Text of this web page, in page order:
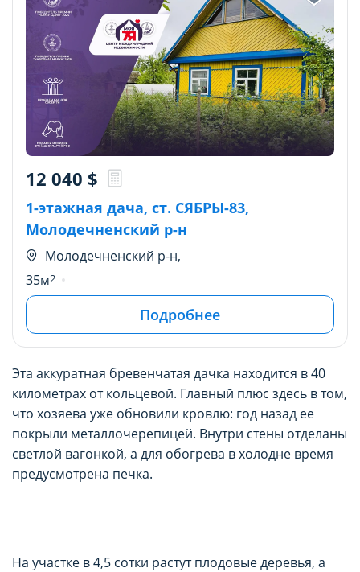
1-этажная дача, ст. СЯБРЫ-83,
Молодечненский р-н
Молодечненский р-н,
12 040 $
35м2
Подробнее
Эта аккуратная бревенчатая дачка находится в 40
километрах от кольцевой. Главный плюс здесь в том,
что хозяева уже обновили кровлю: год назад ее
покрыли металлочерепицей. Внутри стены отделаны
светлой вагонкой, а для обогрева в холодне время
предусмотрена печка.
На участке в 4,5 сотки растут плодовые деревья, а